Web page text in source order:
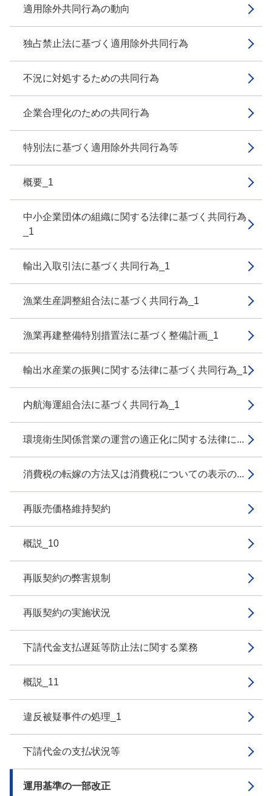
適用除外共同行為の動向
独占禁止法に基づく適用除外共同行為
不況に対処するための共同行為
企業合理化のための共同行為
特別法に基づく適用除外共同行為等
概要_1
中小企業団体の組織に関する法律に基づく共同行為
_1
輸出入取引法に基づく共同行為_1
漁業生産調整組合法に基づく共同行為_1
漁業再建整備特別措置法に基づく整備計画_1
輸出水産業の振興に関する法律に基づく共同行為_1
内航海運組合法に基づく共同行為_1
環境衛生関係営業の運営の適正化に関する法律に...
消費税の転嫁の方法又は消費税についての表示の...
再販売価格維持契約
概説_10
再販契約の弊害規制
再販契約の実施状況
下請代金支払遅延等防止法に関する業務
概説_11
違反被疑事件の処理_1
下請代金の支払状況等
運用基準の一部改正